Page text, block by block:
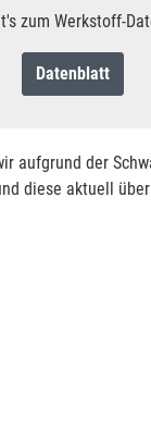
zum Werkstoff-
Datenblatt
aufgrund der
diese aktuell